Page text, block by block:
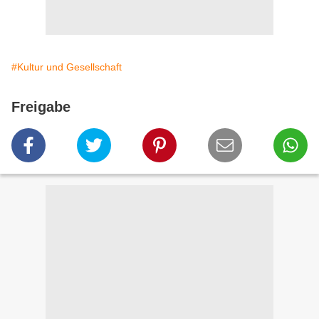
#Kultur und Gesellschaft
Freigabe